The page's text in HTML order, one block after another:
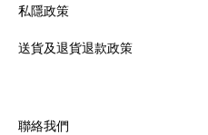
私隱政策
送貨及退貨退款政策
聯絡我們